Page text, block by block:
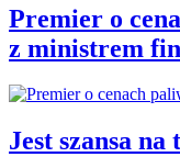
Premier o
z ministrem
Jest szansa na